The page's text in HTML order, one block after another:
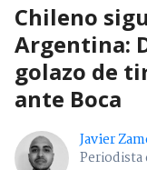
Chileno
Argentina:
golazo de
ante Boca
Javier